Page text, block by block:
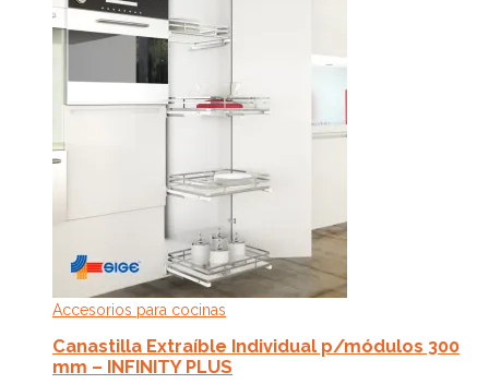
Accesorios para cocinas
Canastilla Extraíble Individual p/módulos 300
mm – INFINITY PLUS